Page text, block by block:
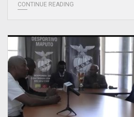
CONTINUE READING